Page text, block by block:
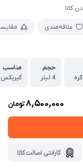
کالا
علاقه‌مندی
حجم
4 لیتر
مناسب
گیربکس
8,500,000تومان
گارانتی اصالت کالا